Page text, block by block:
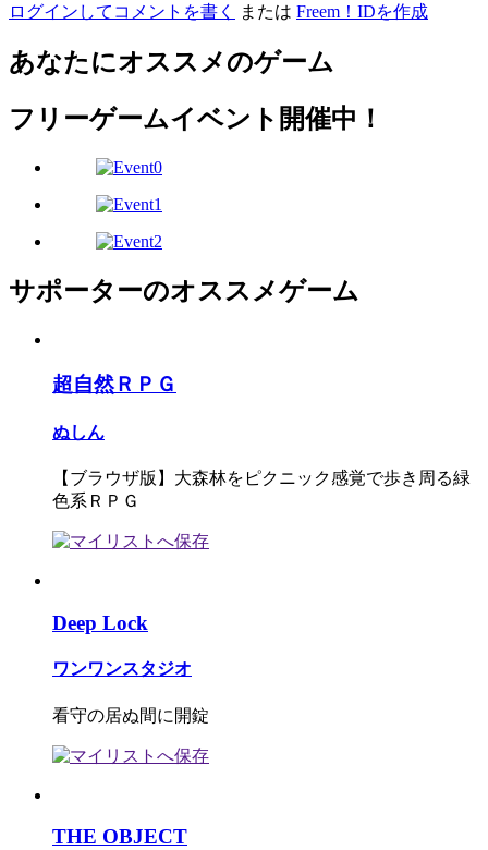
ログインしてコメントを書く または Freem！IDを作成
あなたにオススメのゲーム
フリーゲームイベント開催中！
サポーターのオススメゲーム
超自然ＲＰＧ
ぬしん
【ブラウザ版】大森林をピクニック感覚で歩き周る緑
色系ＲＰＧ
Deep Lock
ワンワンスタジオ
看守の居ぬ間に開錠
THE OBJECT